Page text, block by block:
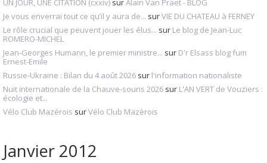
UN JOUR, UNE CITATION (cxxiv) surAlain Van Praet - BLOG
Je vous enverrai tout ce qu’il y aura de... surVIE DU CHATEAU à FERNEY
Le rôle crucial que peuvent jouer les élus... sur Le blog de Jean-Luc
ROMERO-MICHEL
Jean-Georges Humann, le premier ministre... sur D'r Elsass blog fum
Ernest-Emile
Russie-Ukraine : Bilan du 4 août 2026 sur l'information nationaliste
Nuit internationale de la Chauve-souris 2026 sur L'AN VERT de Vouziers :
écologie et...
Vélo Club Mazérois surVélo Club Mazèrois
Janvier 2012